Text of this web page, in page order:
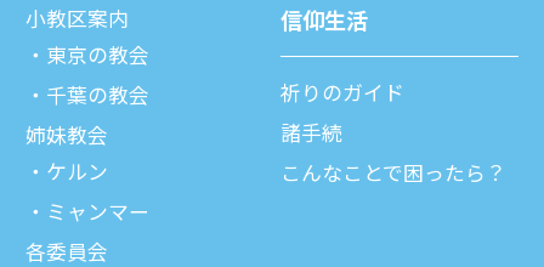
⼩教区案内
東京の教会
千葉の教会
姉妹教会
ケルン
ミャンマー
各委員会
信仰⽣活
祈りのガイド
諸⼿続
こんなことで困ったら？